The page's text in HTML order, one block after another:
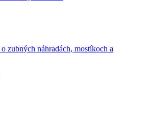
zubných náhradách, mostíkoch a